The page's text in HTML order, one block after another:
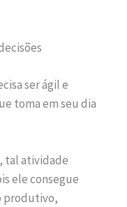
ser ágil e
toma em seu dia
tal atividade
ele consegue
produtivo,